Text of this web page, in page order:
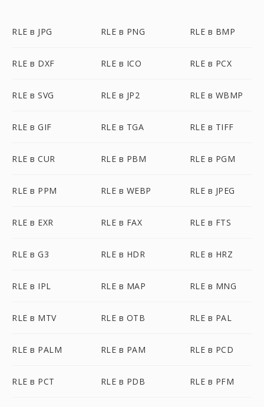
RLE в JPG RLE в PNG RLE в BMP
RLE в DXF RLE в ICO RLE в PCX
RLE в SVG RLE в JP2 RLE в WBMP
RLE в GIF RLE в TGA RLE в TIFF
RLE в CUR RLE в PBM RLE в PGM
RLE в PPM RLE в WEBP RLE в JPEG
RLE в EXR RLE в FAX RLE в FTS
RLE в G3 RLE в HDR RLE в HRZ
RLE в IPL RLE в MAP RLE в MNG
RLE в MTV RLE в OTB RLE в PAL
RLE в PALM RLE в PAM RLE в PCD
RLE в PCT RLE в PDB RLE в PFM